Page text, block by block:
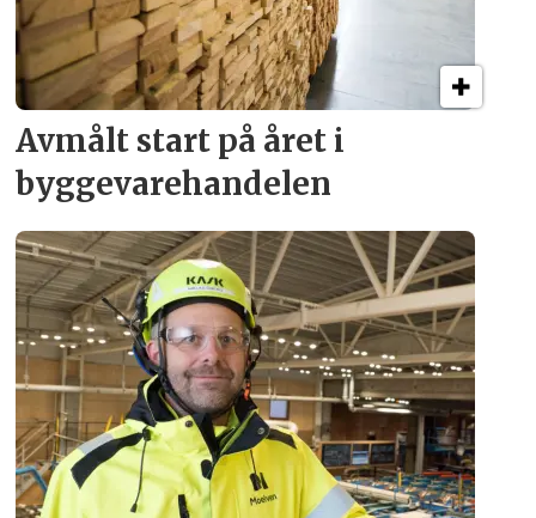
Avmålt start på året i
byggevare­handelen